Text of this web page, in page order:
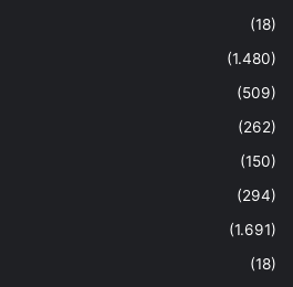
(18)
(1.480)
(509)
(262)
(150)
(294)
(1.691)
(18)